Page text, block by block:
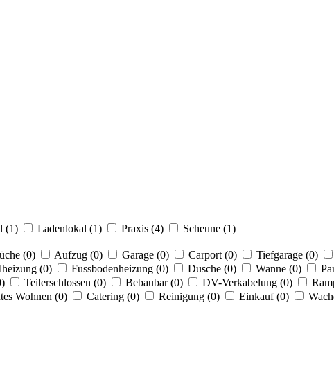
(1) Ladenlokal (1) Praxis (4)
Scheune (1)
(0) Aufzug (0) Garage (0) Carport (0) Tiefgarage (0)
(0) Fussbodenheizung (0) Dusche (0) Wanne (0)
Teilerschlossen (0) Bebaubar (0) DV-Verkabelung (0)
Wohnen (0) Catering (0) Reinigung (0) Einkauf (0)